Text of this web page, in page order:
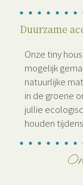
Duurzame
Onze tiny
mogelijk
natuurlijke
in de groene
jullie
houden